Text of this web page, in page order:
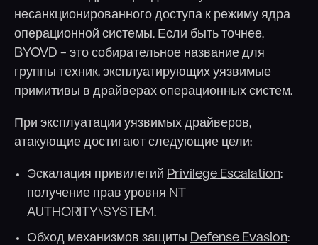
несанкционированного доступа к режиму ядра
операционной системы. Если быть точнее,
BYOVD – это собирательное название для
группы техник, эксплуатирующих уязвимые
примитивы в драйверах операционных систем.
При эксплуатации уязвимых драйверов,
атакующие достигают следующие цели:
Эскалация привилегий Privilege Escalation:
получение прав уровня NT
AUTHORITY\SYSTEM.
Обход механизмов защиты Defense Evasion: